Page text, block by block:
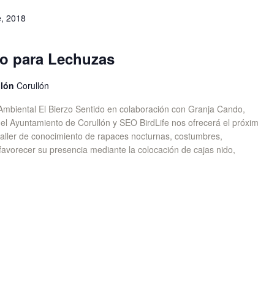
2018
para Lechuzas
Corullón
El Bierzo Sentido en colaboración con Granja Cando,
Ayuntamiento de Corullón y SEO BirdLife nos ofrecerá el
de conocimiento de rapaces nocturnas, costumbres,
su presencia mediante la colocación de cajas nido,